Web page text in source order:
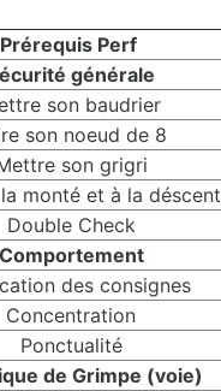
Prérequis Perf
générale
son baudrier
son noeud de 8
son grigri
monté et à la
Double Check
Comportement
des consignes
Concentration
Ponctualité
de Grimpe (voie)